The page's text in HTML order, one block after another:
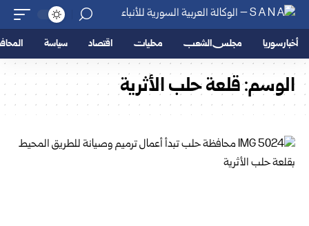
أخبار سوريا مجلس الشعب محليات اقتصاد سياسة
الوسم:قلعة حلب الأثرية